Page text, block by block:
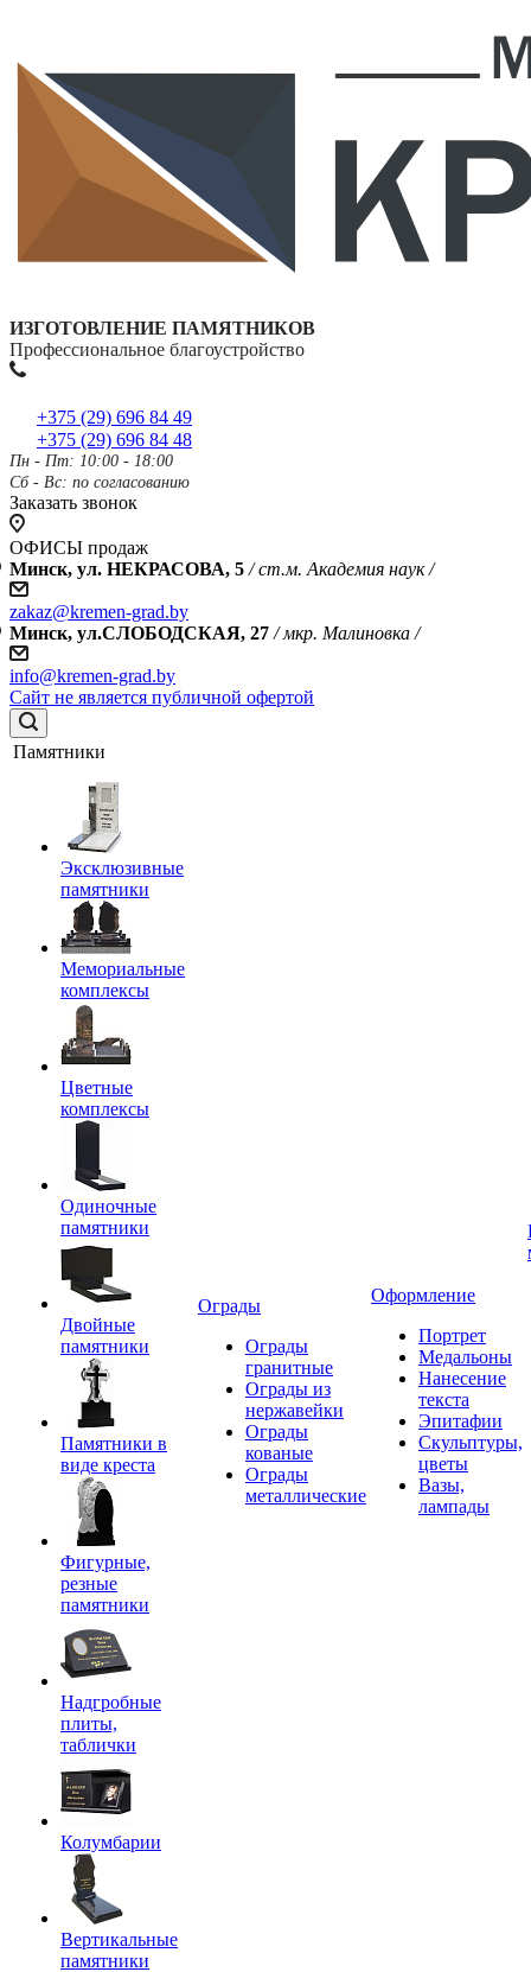
ИЗГОТОВЛЕНИЕ ПАМЯТНИКОВ
Профессиональное благоустройство
+375 (29) 696 84 49
+375 (29) 696 84 48
Пн - Пт: 10:00 - 18:00
Сб - Вс: по согласованию
Заказать звонок
ОФИСЫ продаж
Минск, ул. НЕКРАСОВА, 5 / ст.м. Академия наук /
zakaz@kremen-grad.by
Минск, ул.СЛОБОДСКАЯ, 27 / мкр. Малиновка /
info@kremen-grad.by
Сайт не является публичной офертой
Памятники
Эксклюзивные
памятники
Мемориальные
комплексы
Цветные
комплексы
Одиночные
памятники
Двойные
памятники
Памятники в
виде креста
Фигурные,
резные
памятники
Надгробные
плиты,
таблички
Колумбарии
Вертикальные
памятники
Ограды
Ограды
гранитные
Ограды из
нержавейки
Ограды
кованые
Ограды
металлические
Оформление
Портрет
Медальоны
Нанесение
текста
Эпитафии
Скульптуры,
цветы
Вазы,
лампады